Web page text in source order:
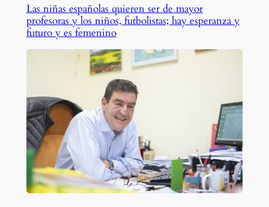
Las niñas españolas quieren ser de mayor
profesoras y los niños, futbolistas; hay esperanza y
futuro y es femenino